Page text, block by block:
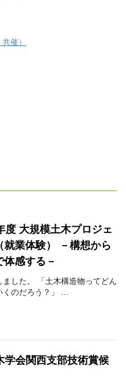
催）
度 大規模土木プロジェ
就業体験） －構想から
感する－
した。 「土木構造物ってどん
くのだろう？」 ...
学会関西支部技術賞候